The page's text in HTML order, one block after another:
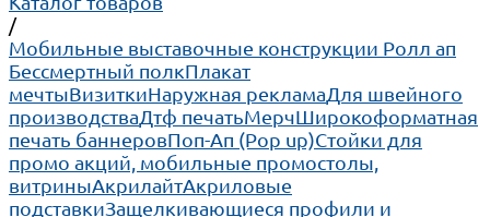
/
Мобильные выставочные конструкции Ролл ап
Бессмертный полкПлакат
мечтыВизиткиНаружная рекламаДля швейного
производстваДтф печатьМерчШирокоформатная
печать баннеровПоп-Ап (Pop up)Cтойки для
промо акций, мобильные промостолы,
витриныАкрилайтАкриловые
подставкиЗащелкивающиеся профили и